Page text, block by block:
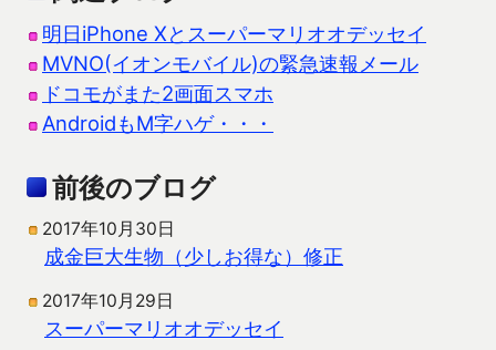
明日iPhone Xとスーパーマリオオデッセイ
MVNO(イオンモバイル)の緊急速報メール
ドコモがまた2画面スマホ
AndroidもM字ハゲ・・・
前後のブログ
2017年10月30日
成金巨大生物（少しお得な）修正
2017年10月29日
スーパーマリオオデッセイ